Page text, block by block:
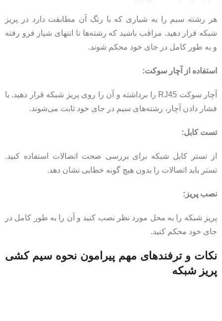
هر رشته سیم را به شیاری که با رنگ آن مطابقت دارد در پریز
شبکه قرار دهید. مراقب باشید که رشته‌ها تا انتهای شیار فرو رفته
و به طور کامل در جای خود محکم شوند.
استفاده از آچار سوکت:
آچار سوکت RJ45 را برداشته و آن را روی پریز شبکه قرار دهید. با
فشار دادن آچار، رشته‌های سیم در جای خود ثابت می‌شوند.
تست کابل:
از تستر کابل شبکه برای بررسی صحت اتصالات استفاده کنید.
تستر باید اتصالات را بدون هیچ گونه خطایی نشان دهد.
نصب پریز:
پریز شبکه را به محل مورد نظر نصب کنید و آن را به طور کامل در
جای خود محکم کنید.
نکات و ترفندهای مهم پیرامون نحوه سیم کشی
پریز شبکه